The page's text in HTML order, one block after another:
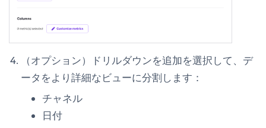
（オプション） ドリルダウンを追加を選択して、デ
ータをより詳細なビューに分割します：
チャネル
日付